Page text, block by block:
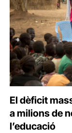
El dèficit
a milions de
l’educació